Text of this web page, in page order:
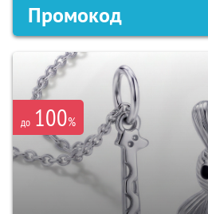
Промокод
до 100%